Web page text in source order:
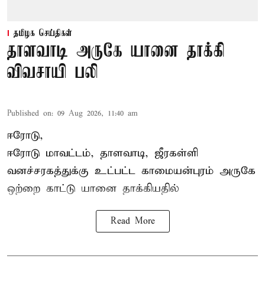
தமிழக செய்திகள்
தாளவாடி அருகே யானை தாக்கி
விவசாயி பலி
Published on: 09 Aug 2026, 11:40 am
ஈரோடு,
ஈரோடு மாவட்டம், தாளவாடி, ஜீரகள்ளி
வனச்சரகத்துக்கு உட்பட்ட காமையன்புரம் அருகே
ஒற்றை காட்டு யானை தாக்கியதில்
Read More